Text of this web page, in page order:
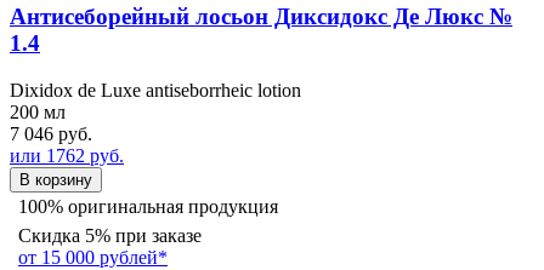
Антисеборейный лосьон Диксидокс Де Люкс №
1.4
Dixidox de Luxe antiseborrheic lotion
200 мл
7 046 руб.
или 1762 руб.
В корзину
100% оригинальная продукция
Скидка 5% при заказе
от 15 000 рублей*